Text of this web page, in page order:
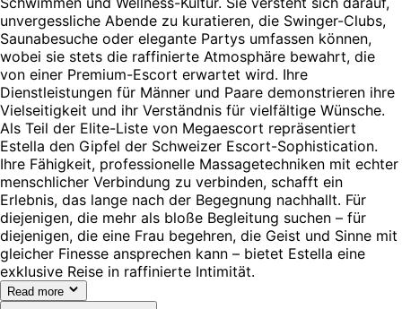
unvergessliche Abende zu kuratieren, die Swinger-Clubs,
Saunabesuche oder elegante Partys umfassen können,
wobei sie stets die raffinierte Atmosphäre bewahrt, die
von einer Premium-Escort erwartet wird. Ihre
Dienstleistungen für Männer und Paare demonstrieren ihre
Vielseitigkeit und ihr Verständnis für vielfältige Wünsche.
Als Teil der Elite-Liste von Megaescort repräsentiert
Estella den Gipfel der Schweizer Escort-Sophistication.
Ihre Fähigkeit, professionelle Massagetechniken mit echter
menschlicher Verbindung zu verbinden, schafft ein
Erlebnis, das lange nach der Begegnung nachhallt. Für
diejenigen, die mehr als bloße Begleitung suchen – für
diejenigen, die eine Frau begehren, die Geist und Sinne mit
gleicher Finesse ansprechen kann – bietet Estella eine
exklusive Reise in raffinierte Intimität.
Read more